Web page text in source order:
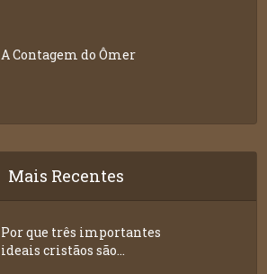
A Contagem do Ômer
Mais Recentes
Por que três importantes
ideais cristãos são...